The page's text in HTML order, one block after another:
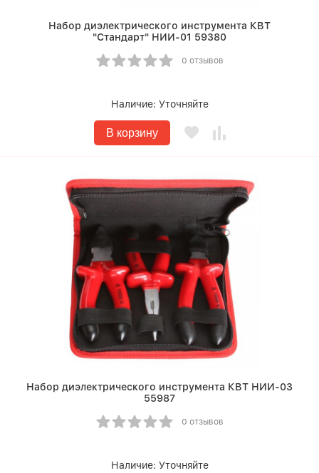
Набор диэлектрического инструмента КВТ
"Стандарт" НИИ-01 59380
0 отзывов
Наличие: Уточняйте
В корзину
Набор диэлектрического инструмента КВТ НИИ-03
55987
0 отзывов
Наличие: Уточняйте